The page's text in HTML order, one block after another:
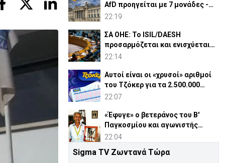
AfD προηγείται με 7 μονάδες -
Διεύρυνε τη διαφορά
22:19
ΣΑ ΟΗΕ: Το ISIL/DAESH
προσαρμόζεται και ενισχύεται
στην Αφρική - Πώς απειλεί
22:14
Αυτοί είναι οι «χρυσοί» αριθμοί
του Τζόκερ για τα 2.500.000
ευρώ
22:07
«Έφυγε» ο βετεράνος του Β'
Παγκοσμίου και αγωνιστής
ΕΟΚΑ, Παύλος Μ. Κασάπης
22:04
«Όχι» 9 χωρών σε ισχυρισμό
Sigma TV Ζωντανά Τώρα